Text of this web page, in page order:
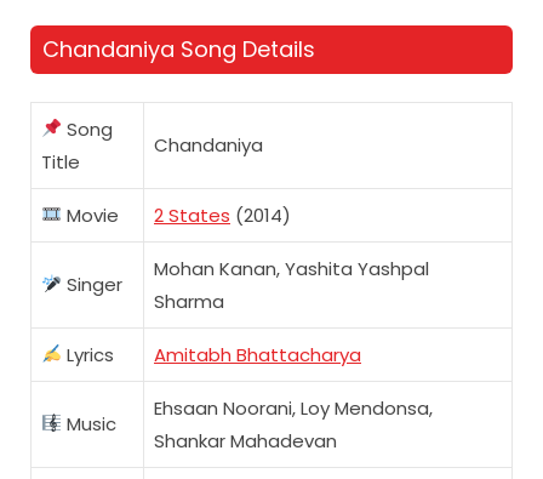
Chandaniya Song Details
Song
Title
Chandaniya
Movie 2 States (2014)
Singer
Mohan Kanan, Yashita Yashpal
Sharma
Lyrics Amitabh Bhattacharya
Music
Ehsaan Noorani, Loy Mendonsa,
Shankar Mahadevan